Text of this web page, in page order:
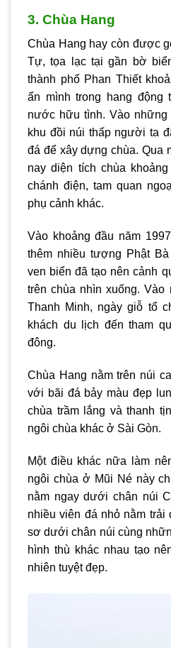
3. Chùa Hang
Chùa Hang hay còn được
Tự, tọa lạc tại gần bờ
thành phố Phan Thiết
ẩn mình trong hang động
nước hữu tình. Vào những
khu đồi núi thấp người ta
đá để xây dựng chùa. Qua
nay diện tích chùa
chánh điện, tam quan
phụ cảnh khác.
Vào khoảng đầu năm
thêm nhiều tượng Phật
ven biển đã tạo nên cảnh
trên chùa nhìn xuống.
Thanh Minh, ngày giỗ tổ
khách du lịch đến tham
đông.
Chùa Hang nằm trên núi
với bãi đá bảy màu đẹp
chùa trầm lắng và thanh
ngôi chùa khác ở Sài Gòn.
Một điều khác nữa làm
ngôi chùa ở Mũi Né này
nằm ngay dưới chân núi
nhiều viên đá nhỏ nằm trải
sơ dưới chân núi cùng
hình thù khác nhau tạo
nhiên tuyệt đẹp.